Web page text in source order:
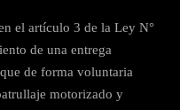
el artículo 3 de la Ley N°
de una entrega
de forma voluntaria
motorizado y